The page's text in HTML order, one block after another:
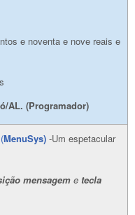
e noventa e nove reais e
AL. (Programador)
(MenuSys) -Um espetacular
mensagem e tecla